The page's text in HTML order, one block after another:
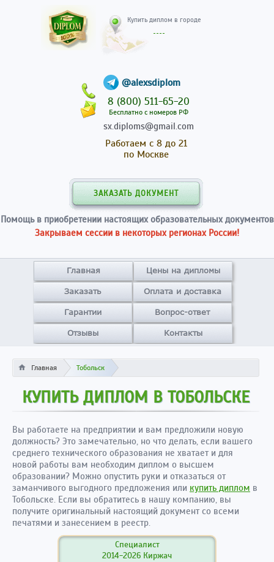
@alexsdiplom
8 (800) 511-65-20
Бесплатно с номеров РФ
sx.diploms@gmail.com
Работаем с 8 до 21
по Москве
ЗАКАЗАТЬ ДОКУМЕНТ
Помощь в приобретении настоящих образовательных документов
Закрываем сессии в некоторых регионах России!
Главная Цены на дипломы
Заказать Оплата и доставка
Гарантии Вопрос-ответ
Отзывы Контакты
Главная Тобольск
КУПИТЬ ДИПЛОМ В ТОБОЛЬСКЕ
Вы работаете на предприятии и вам предложили новую
должность? Это замечательно, но что делать, если вашего
среднего технического образования не хватает и для
новой работы вам необходим диплом о высшем
образовании? Можно опустить руки и отказаться от
заманчивого выгодного предложения или купить диплом в
Тобольске. Если вы обратитесь в нашу компанию, вы
получите оригинальный настоящий документ со всеми
печатями и занесением в реестр.
Специалист
2014-2026 Киржач